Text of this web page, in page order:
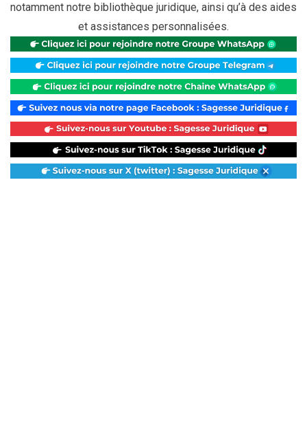
notamment notre bibliothèque juridique, ainsi qu’à des aides
et assistances personnalisées.